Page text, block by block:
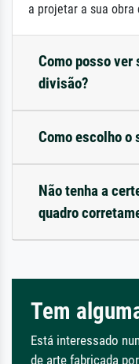
a projetar a sua
Como posso ver
divisão?
Como escolho o
Não tenha a
quadro
Tem
Está interessado
de arte fabricada